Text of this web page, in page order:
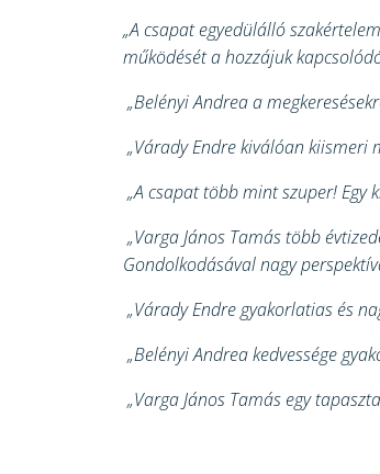
„A csapat egyedülálló
működését a hozzájuk
„Belényi Andrea a
„Várady Endre kiválóan kiismeri
„A csapat több mint szuper! Egy
„Varga János Tamás több
Gondolkodásával nagy
„Várady Endre gyakorlatias és
„Belényi Andrea kedvessége
„Varga János Tamás egy